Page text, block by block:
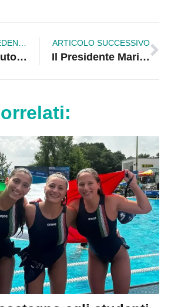
Giuseppe Caputo: “Oliverio al San Marco presenta Aspettando Godot”
ARTICOLO SUCCESSIVO
Il Presidente Mario Oliverio e la Deputata Enza Bruno Bossio a sostegno del Candidato Sindaco Mascaro